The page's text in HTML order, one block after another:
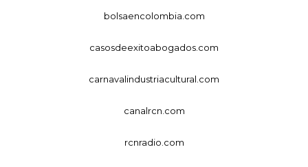
bolsaencolombia.com
casosdeexitoabogados.com
carnavalindustriacultural.com
canalrcn.com
rcnradio.com